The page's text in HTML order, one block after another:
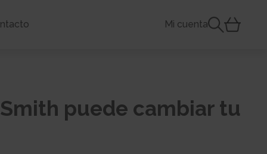
Mi cuenta
puede cambiar tu